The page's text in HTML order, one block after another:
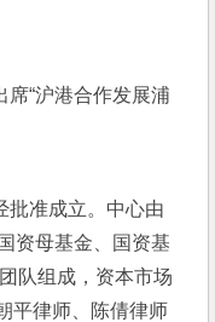
席“沪港合作发展浦
批准成立。中心由
资母基金、国资基
队组成，资本市场
平律师、陈倩律师